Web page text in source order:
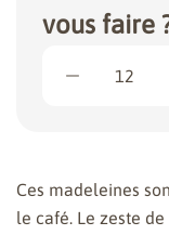
vous faire
12
Ces madeleines
le café. Le zeste